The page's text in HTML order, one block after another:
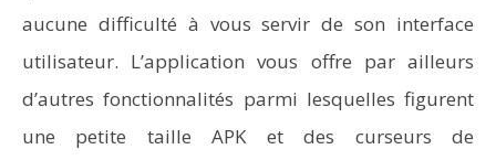
aucune difficulté à vous servir de son interface
utilisateur. L’application vous offre par ailleurs
d’autres fonctionnalités parmi lesquelles figurent
une petite taille APK et des curseurs de